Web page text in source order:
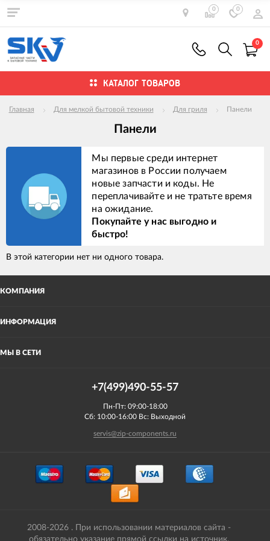
0 0
0
КАТАЛОГ ТОВАРОВ
Главная Для мелкой бытовой техники Для гриля Панели
Панели
Мы первые среди интернет
магазинов в России получаем
новые запчасти и коды. Не
переплачивайте и не тратьте время
на ожидание.
Покупайте у нас выгодно и
быстро!
В этой категории нет ни одного товара.
КОМПАНИЯ
ИНФОРМАЦИЯ
МЫ В СЕТИ
+7(499)490-55-57
Пн-Пт: 09:00-18:00
Сб: 10:00-16:00 Вс: Выходной
servis@zip-components.ru
2008-2026 . При использовании материалов сайта -